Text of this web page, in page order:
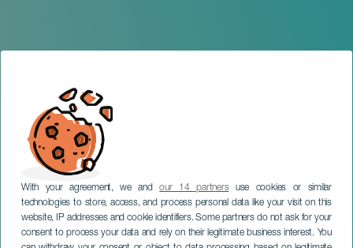
With your agreement, we andour 14 partnersuse cookies or similar
technologies to store, access, and process personal data like your visit on this
website, IP addresses and cookie identifiers. Some partners do not ask for your
consent to process your data and rely on their legitimate business interest. You